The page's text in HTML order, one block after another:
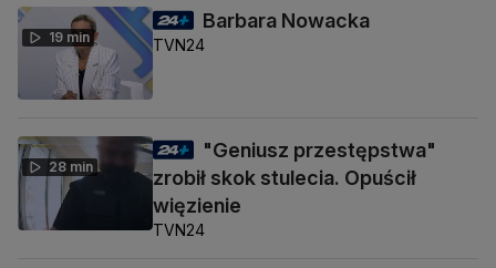
19 min
Barbara Nowacka
TVN24
28 min
"Geniusz przestępstwa"
zrobił skok stulecia. Opuścił
więzienie
TVN24